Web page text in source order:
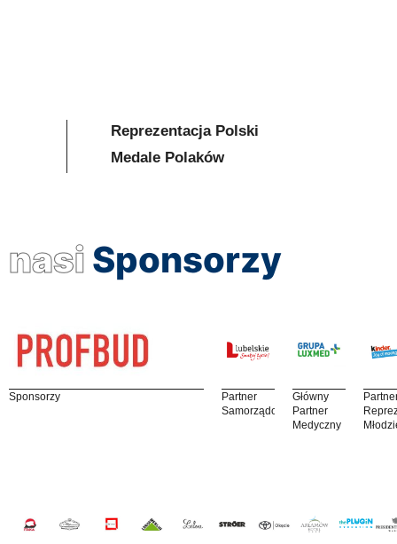
Reprezentacja Polski
Medale Polaków
nasi Sponsorzy
Sponsorzy
Partner
Samorządowy
Główny
Partner
Medyczny